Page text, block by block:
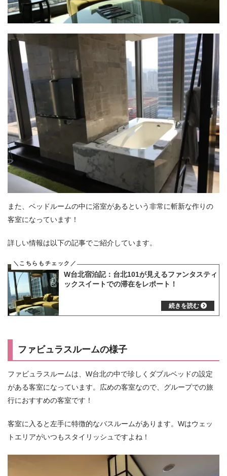
また、ベッドルームの中に浴室があるという非常に斬新な作りの
客室になっています！
詳しい情報は以下の記事でご紹介しています。
W台北宿泊記：台北101が見えるファンタスティ
ックスイートでの滞在をレポート！
ファビュラスルームの様子
ファビュラスルームは、W台北の中で珍しくダブルベッドの設定
がある客室になっています。広めの客室なので、グループでの旅
行におすすめの客室です！
客室に入ると左手に特徴的なバスルームがあります。Wはウェッ
トエリアがいつもスタイリッシュですよね！